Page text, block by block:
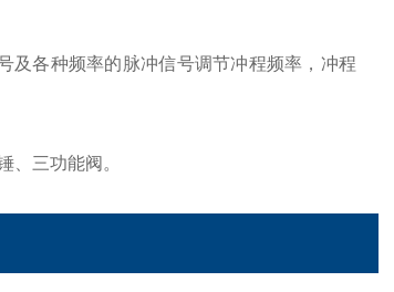
各种频率的脉冲信号调节冲程频率，冲程
、三功能阀。